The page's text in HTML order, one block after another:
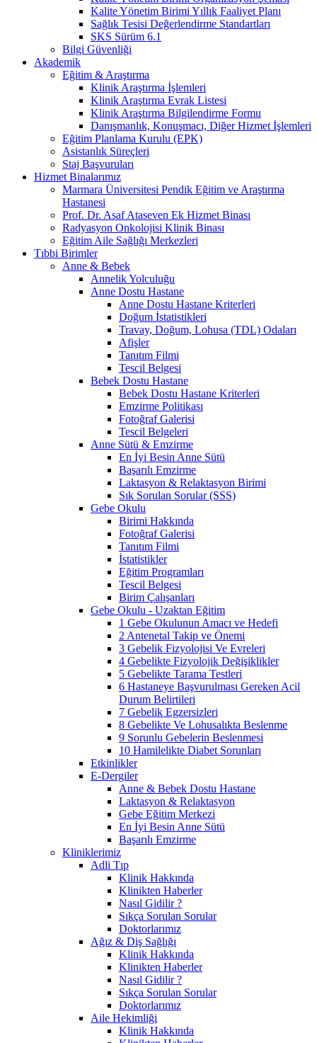
Kalite Yönetim Birimi Yıllık Faaliyet Planı
Sağlık Tesisi Değerlendirme Standartları
SKS Sürüm 6.1
Bilgi Güvenliği
Akademik
Eğitim & Araştırma
Klinik Araştırma İşlemleri
Klinik Araştırma Evrak Listesi
Klinik Araştırma Bilgilendirme Formu
Danışmanlık, Konuşmacı, Diğer Hizmet İşlemleri
Eğitim Planlama Kurulu (EPK)
Asistanlık Süreçleri
Staj Başvuruları
Hizmet Binalarımız
Marmara Üniversitesi Pendik Eğitim ve Araştırma
Hastanesi
Prof. Dr. Asaf Ataseven Ek Hizmet Binası
Radyasyon Onkolojisi Klinik Binası
Eğitim Aile Sağlığı Merkezleri
Tıbbi Birimler
Anne & Bebek
Annelik Yolculuğu
Anne Dostu Hastane
Anne Dostu Hastane Kriterleri
Doğum İstatistikleri
Travay, Doğum, Lohusa (TDL) Odaları
Afişler
Tanıtım Filmi
Tescil Belgesi
Bebek Dostu Hastane
Bebek Dostu Hastane Kriterleri
Emzirme Politikası
Fotoğraf Galerisi
Tescil Belgeleri
Anne Sütü & Emzirme
En İyi Besin Anne Sütü
Başarılı Emzirme
Laktasyon & Relaktasyon Birimi
Sık Sorulan Sorular (SSS)
Gebe Okulu
Birimi Hakkında
Fotoğraf Galerisi
Tanıtım Filmi
İstatistikler
Eğitim Programları
Tescil Belgesi
Birim Çalışanları
Gebe Okulu - Uzaktan Eğitim
1 Gebe Okulunun Amacı ve Hedefi
2 Antenetal Takip ve Önemi
3 Gebelik Fizyolojisi Ve Evreleri
4 Gebelikte Fizyolojik Değişiklikler
5 Gebelikte Tarama Testleri
6 Hastaneye Başvurulması Gereken Acil
Durum Belirtileri
7 Gebelik Egzersizleri
8 Gebelikte Ve Lohusalıkta Beslenme
9 Sorunlu Gebelerin Beslenmesi
10 Hamilelikte Diabet Sorunları
Etkinlikler
E-Dergiler
Anne & Bebek Dostu Hastane
Laktasyon & Relaktasyon
Gebe Eğitim Merkezi
En İyi Besin Anne Sütü
Başarılı Emzirme
Kliniklerimiz
Adli Tıp
Klinik Hakkında
Klinikten Haberler
Nasıl Gidilir ?
Sıkça Sorulan Sorular
Doktorlarımız
Ağız & Diş Sağlığı
Klinik Hakkında
Klinikten Haberler
Nasıl Gidilir ?
Sıkça Sorulan Sorular
Doktorlarımız
Aile Hekimliği
Klinik Hakkında